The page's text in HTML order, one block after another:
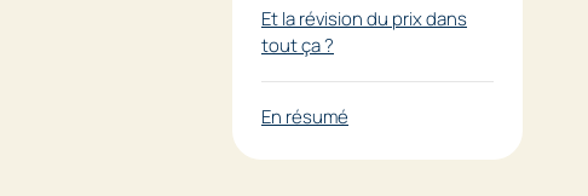
Et la révision du prix dans
tout ça ?
En résumé